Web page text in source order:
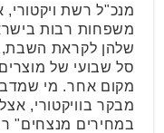
מנכ"ל רשת ויקטורי,
משפחות רבות
שלהן לקראת השבת,
סל שבועי של
מקום אחר. מי
מבקר בוויקטורי,
במחירים מנצחים"